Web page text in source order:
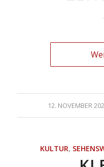
12. NOVEMBER
/
KULTUR,